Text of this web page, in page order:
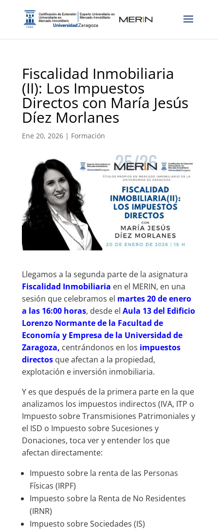
Fiscalidad Inmobiliaria
(II): Los Impuestos
Directos con María Jesús
Díez Morlanes
Ene 20, 2026| Formación
Llegamos a la segunda parte de la asignatura
Fiscalidad Inmobiliaria en el MERIN, en una
sesión que celebramos el martes 20 de enero
a las 16:00 horas, desde el Aula 13 del Edificio
Lorenzo Normante de la Facultad de
Economía y Empresa de la Universidad de
Zaragoza, centrándonos en los impuestos
directos que afectan a la propiedad,
explotación e inversión inmobiliaria.
Y es que después de la primera parte en la que
analizamos los impuestos indirectos (IVA, ITP o
Impuesto sobre Transmisiones Patrimoniales y
el ISD o Impuesto sobre Sucesiones y
Donaciones, toca ver y entender los que
afectan directamente:
Impuesto sobre la renta de las Personas
Físicas (IRPF)
Impuesto sobre la Renta de No Residentes
(IRNR)
Impuesto sobre Sociedades (IS)